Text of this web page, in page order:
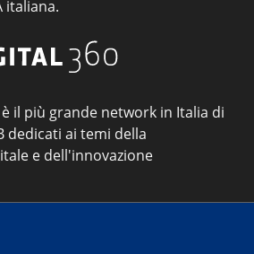
italiana.
è il più grande network in Italia di
dedicati ai temi della
e dell'innovazione